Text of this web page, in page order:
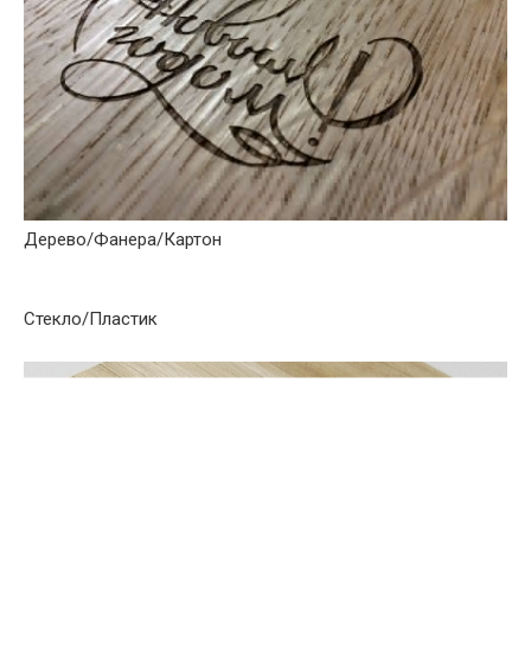
Дерево/Фанера/Картон
Стекло/Пластик